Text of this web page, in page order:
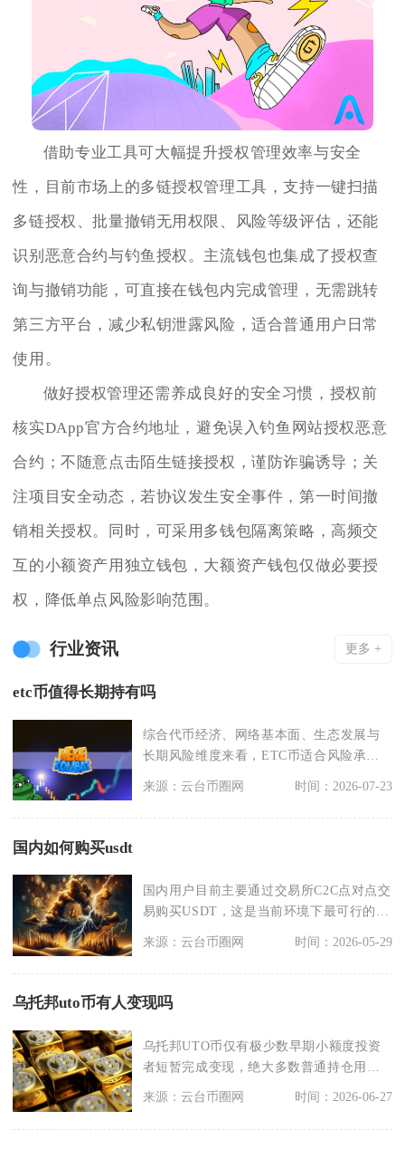
借助专业工具可大幅提升授权管理效率与安全
性，目前市场上的多链授权管理工具，支持一键扫描
多链授权、批量撤销无用权限、风险等级评估，还能
识别恶意合约与钓鱼授权。主流钱包也集成了授权查
询与撤销功能，可直接在钱包内完成管理，无需跳转
第三方平台，减少私钥泄露风险，适合普通用户日常
使用。
做好授权管理还需养成良好的安全习惯，授权前
核实DApp官方合约地址，避免误入钓鱼网站授权恶意
合约；不随意点击陌生链接授权，谨防诈骗诱导；关
注项目安全动态，若协议发生安全事件，第一时间撤
销相关授权。同时，可采用多钱包隔离策略，高频交
互的小额资产用独立钱包，大额资产钱包仅做必要授
权，降低单点风险影响范围。
行业资讯 更多 +
etc币值得长期持有吗
综合代币经济、网络基本面、生态发展与
长期风险维度来看，ETC币适合风险承受
来源：云台币圈网 时间：2026-07-23
国内如何购买usdt
国内用户目前主要通过交易所C2C点对点交
易购买USDT，这是当前环境下最可行的方
来源：云台币圈网 时间：2026-05-29
乌托邦uto币有人变现吗
乌托邦UTO币仅有极少数早期小额度投资
者短暂完成变现，绝大多数普通持仓用户
无法顺利兑现资产
来源：云台币圈网 时间：2026-06-27